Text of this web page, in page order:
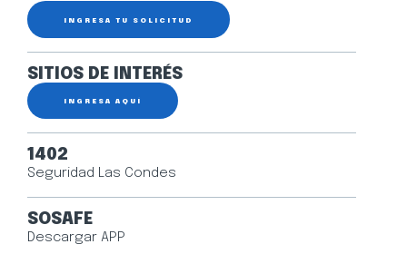
INGRESA TU SOLICITUD
SITIOS DE INTERÉS
INGRESA AQUÍ
1402
Seguridad Las Condes
SOSAFE
Descargar APP